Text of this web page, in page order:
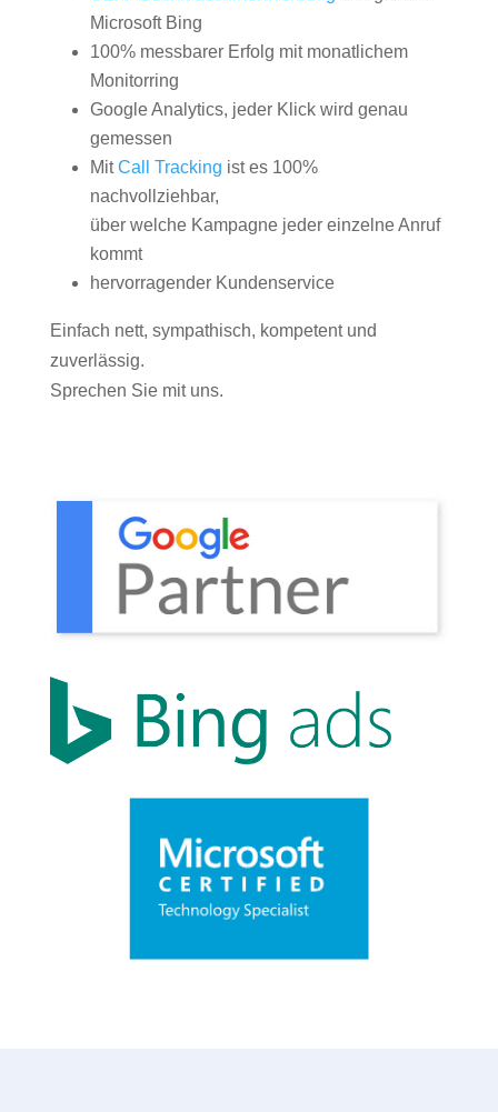
Microsoft Bing
100% messbarer Erfolg mit monatlichem
Monitorring
Google Analytics, jeder Klick wird genau
gemessen
MitCall Tracking ist es 100%
nachvollziehbar,
über welche Kampagne jeder einzelne Anruf
kommt
hervorragender Kundenservice
Einfach nett, sympathisch, kompetent und
zuverlässig.
Sprechen Sie mit uns.